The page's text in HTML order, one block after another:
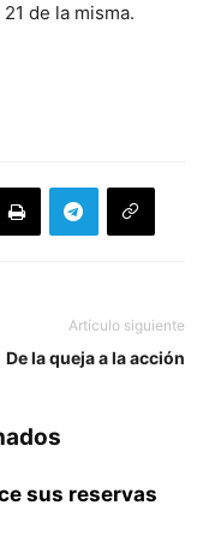
de la misma.
Artículo siguiente
De la queja a la acción
sus reservas